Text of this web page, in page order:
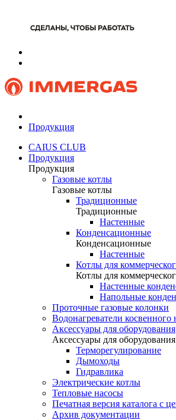
Продукция
CAIUS CLUB
Продукция
Продукция
Газовые котлы
Газовые котлы
Традиционные
Традиционные
Настенные
Конденсационные
Конденсационные
Настенные
Котлы для
Котлы для
Настенные
Напольные
Проточные газовые колонки
Водонагреватели косвенного
Аксессуары для оборудования
Аксессуары для оборудования
Терморегулирование
Дымоходы
Гидравлика
Электрические котлы
Тепловые насосы
Печатная версия каталога с
Архив документации